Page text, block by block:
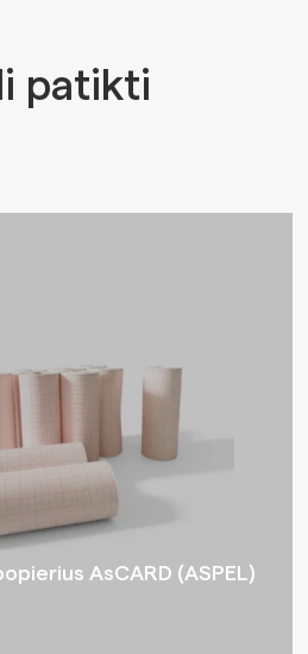
patikti
AsCARD (ASPEL)